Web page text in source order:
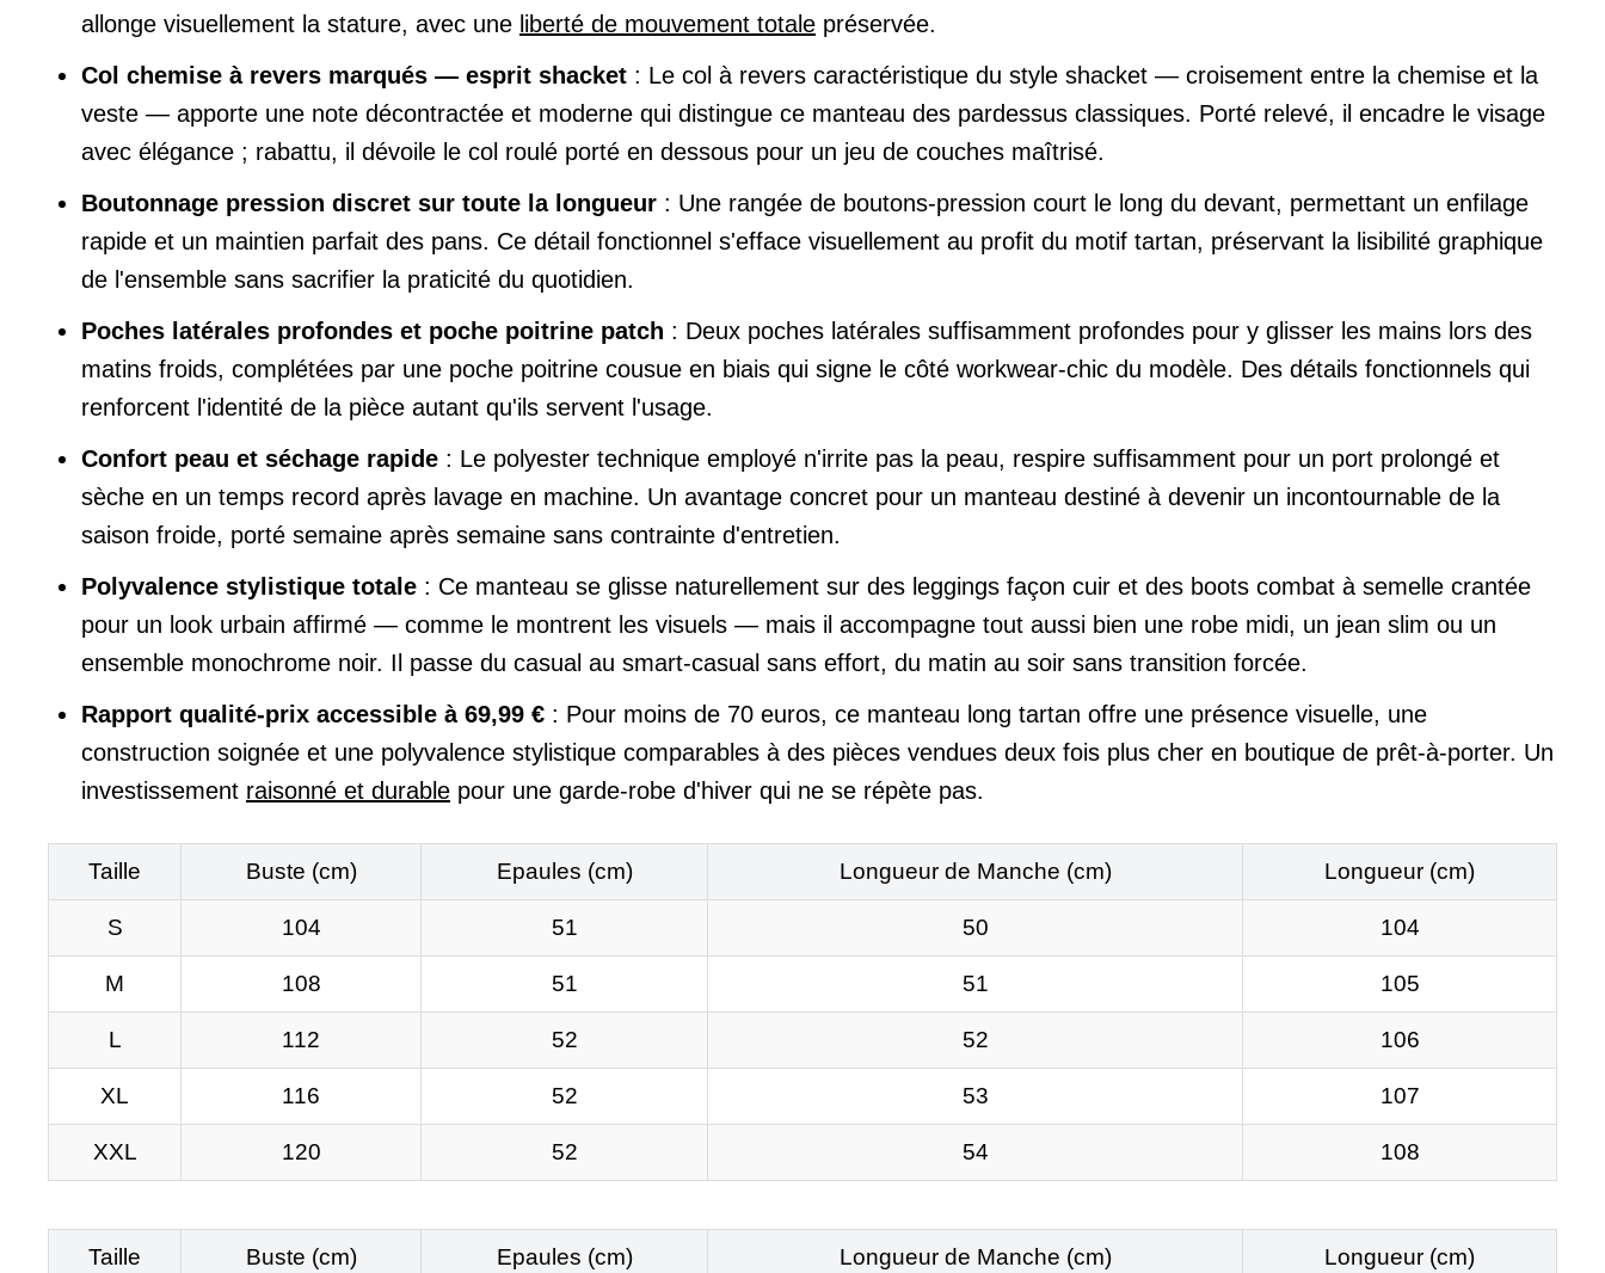
allonge visuellement la stature, avec une liberté de mouvement totale préservée.
Col chemise à revers marqués — esprit shacket : Le col à revers caractéristique du style shacket — croisement entre la chemise et la
veste — apporte une note décontractée et moderne qui distingue ce manteau des pardessus classiques. Porté relevé, il encadre le visage
avec élégance ; rabattu, il dévoile le col roulé porté en dessous pour un jeu de couches maîtrisé.
Boutonnage pression discret sur toute la longueur : Une rangée de boutons-pression court le long du devant, permettant un enfilage
rapide et un maintien parfait des pans. Ce détail fonctionnel s'efface visuellement au profit du motif tartan, préservant la lisibilité graphique
de l'ensemble sans sacrifier la praticité du quotidien.
Poches latérales profondes et poche poitrine patch : Deux poches latérales suffisamment profondes pour y glisser les mains lors des
matins froids, complétées par une poche poitrine cousue en biais qui signe le côté workwear-chic du modèle. Des détails fonctionnels qui
renforcent l'identité de la pièce autant qu'ils servent l'usage.
Confort peau et séchage rapide : Le polyester technique employé n'irrite pas la peau, respire suffisamment pour un port prolongé et
sèche en un temps record après lavage en machine. Un avantage concret pour un manteau destiné à devenir un incontournable de la
saison froide, porté semaine après semaine sans contrainte d'entretien.
Polyvalence stylistique totale : Ce manteau se glisse naturellement sur des leggings façon cuir et des boots combat à semelle crantée
pour un look urbain affirmé — comme le montrent les visuels — mais il accompagne tout aussi bien une robe midi, un jean slim ou un
ensemble monochrome noir. Il passe du casual au smart-casual sans effort, du matin au soir sans transition forcée.
Rapport qualité-prix accessible à 69,99 € : Pour moins de 70 euros, ce manteau long tartan offre une présence visuelle, une
construction soignée et une polyvalence stylistique comparables à des pièces vendues deux fois plus cher en boutique de prêt-à-porter. Un
investissement raisonné et durable pour une garde-robe d'hiver qui ne se répète pas.
Taille Buste (cm) Epaules (cm) Longueur de Manche (cm) Longueur (cm)
S 104 51 50 104
M 108 51 51 105
L 112 52 52 106
XL 116 52 53 107
XXL 120 52 54 108
Taille Buste (cm) Epaules (cm) Longueur de Manche (cm) Longueur (cm)